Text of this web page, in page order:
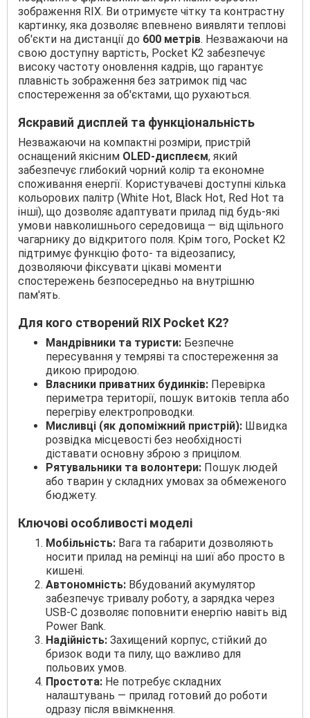
зображення RIX. Ви отримуєте чітку та контрастну
картинку, яка дозволяє впевнено виявляти теплові
об'єкти на дистанції до 600 метрів. Незважаючи на
свою доступну вартість, Pocket K2 забезпечує
високу частоту оновлення кадрів, що гарантує
плавність зображення без затримок під час
спостереження за об'єктами, що рухаються.
Яскравий дисплей та функціональність
Незважаючи на компактні розміри, пристрій
оснащений якісним OLED-дисплеєм, який
забезпечує глибокий чорний колір та економне
споживання енергії. Користувачеві доступні кілька
кольорових палітр (White Hot, Black Hot, Red Hot та
інші), що дозволяє адаптувати прилад під будь-які
умови навколишнього середовища — від щільного
чагарнику до відкритого поля. Крім того, Pocket K2
підтримує функцію фото- та відеозапису,
дозволяючи фіксувати цікаві моменти
спостережень безпосередньо на внутрішню
пам'ять.
Для кого створений RIX Pocket K2?
Мандрівники та туристи: Безпечне
пересування у темряві та спостереження за
дикою природою.
Власники приватних будинків: Перевірка
периметра території, пошук витоків тепла або
перегріву електропроводки.
Мисливці (як допоміжний пристрій): Швидка
розвідка місцевості без необхідності
діставати основну зброю з прицілом.
Рятувальники та волонтери: Пошук людей
або тварин у складних умовах за обмеженого
бюджету.
Ключові особливості моделі
Мобільність: Вага та габарити дозволяють
носити прилад на ремінці на шиї або просто в
кишені.
Автономність: Вбудований акумулятор
забезпечує тривалу роботу, а зарядка через
USB-C дозволяє поповнити енергію навіть від
Power Bank.
Надійність: Захищений корпус, стійкий до
бризок води та пилу, що важливо для
польових умов.
Простота: Не потребує складних
налаштувань — прилад готовий до роботи
одразу після ввімкнення.